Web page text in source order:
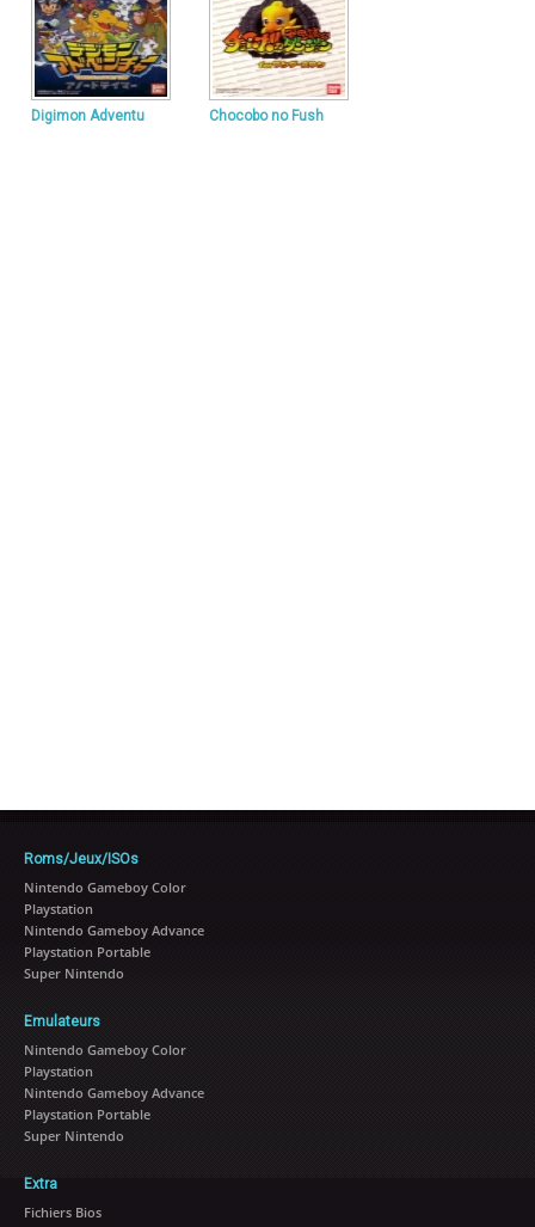
Digimon Adventu Chocobo no Fush
Roms/Jeux/ISOs
Nintendo Gameboy Color
Playstation
Nintendo Gameboy Advance
Playstation Portable
Super Nintendo
Emulateurs
Nintendo Gameboy Color
Playstation
Nintendo Gameboy Advance
Playstation Portable
Super Nintendo
Extra
Fichiers Bios